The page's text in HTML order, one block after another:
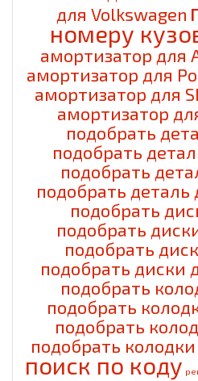
для Volkswagen
номеру
амортизатор для
амортизатор для
амортизатор для
амортизатор
подобрать
подобрать
подобрать
подобрать деталь
подобрать
подобрать
подобрать
подобрать диски
подобрать
подобрать
подобрать
подобрать
поиск по коду